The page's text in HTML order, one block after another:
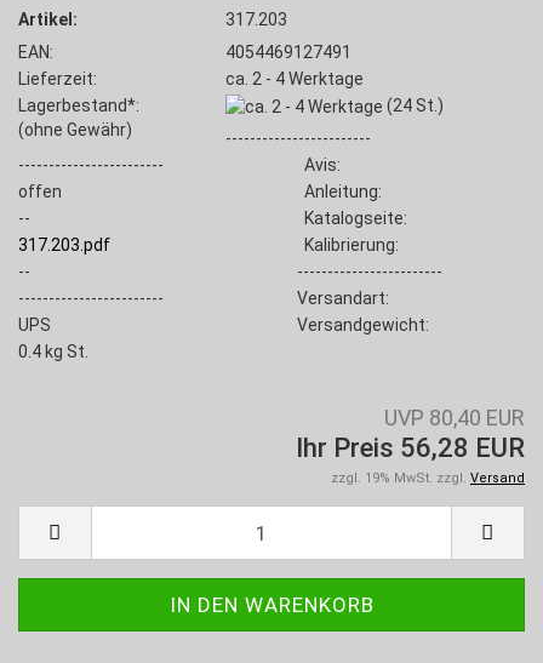
Artikel:
317.203
EAN:
4054469127491
Lieferzeit:
ca. 2 - 4 Werktage
Lagerbestand*:
(ohne Gewähr)
(24 St.)
------------------------
------------------------
Avis:
offen
Anleitung:
--
Katalogseite:
317.203.pdf
Kalibrierung:
--
------------------------
------------------------
Versandart:
UPS
Versandgewicht:
0.4 kg St.
UVP 80,40 EUR
Ihr Preis 56,28 EUR
zzgl. 19% MwSt. zzgl. Versand